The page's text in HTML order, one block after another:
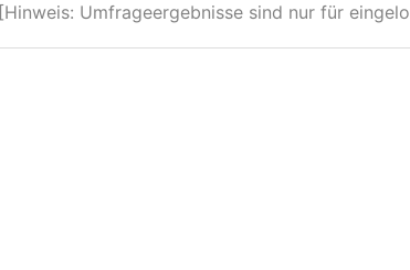
[Hinweis: Umfrageergebnisse sind nur für